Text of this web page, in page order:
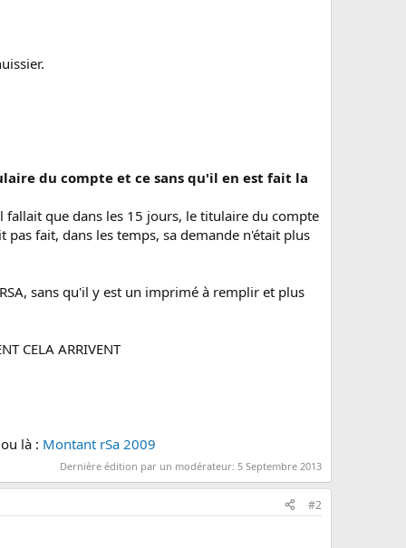
du compte et ce sans qu'il en est fait la
que dans les 15 jours, le titulaire du compte
fait, dans les temps, sa demande n'était plus
sans qu'il y est un imprimé à remplir et plus
CELA ARRIVENT
ou là : Montant rSa 2009
Dernière édition par un modérateur: 5 Septembre 2013
#2